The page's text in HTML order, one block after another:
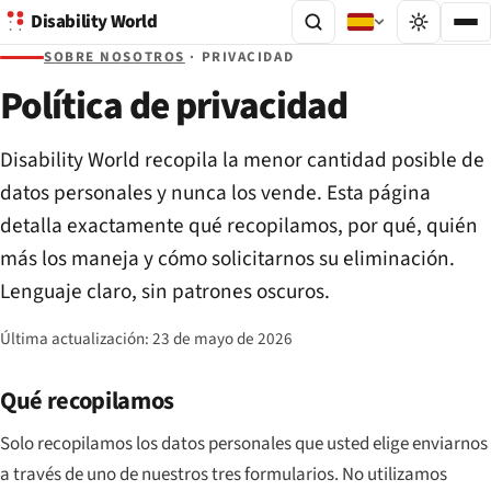
Disability World
SOBRE NOSOTROS · PRIVACIDAD
Política de privacidad
Disability World recopila la menor cantidad posible de
datos personales y nunca los vende. Esta página
detalla exactamente qué recopilamos, por qué, quién
más los maneja y cómo solicitarnos su eliminación.
Lenguaje claro, sin patrones oscuros.
Última actualización:23 de mayo de 2026
Qué recopilamos
Solo recopilamos los datos personales que usted elige enviarnos
a través de uno de nuestros tres formularios. No utilizamos